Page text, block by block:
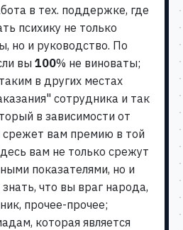
в тех. поддержке, где
психику не только
но и руководство. По
вы 100% не виноваты;
в других местах
сотрудника и так
в зависимости от
срежет вам премию в той
вам не только срежут
показателями, но и
что вы враг народа,
прочее-прочее;
которая является